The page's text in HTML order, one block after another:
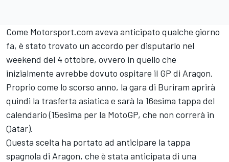
Come Motorsport.com aveva anticipato qualche giorno
fa, è stato trovato un accordo per disputarlo nel
weekend del 4 ottobre, ovvero in quello che
inizialmente avrebbe dovuto ospitare il GP di Aragon.
Proprio come lo scorso anno, la gara di Buriram aprirà
quindi la trasferta asiatica e sarà la 16esima tappa del
calendario (15esima per la MotoGP, che non correrà in
Qatar).
Questa scelta ha portato ad anticipare la tappa
spagnola di Aragon, che è stata anticipata di una